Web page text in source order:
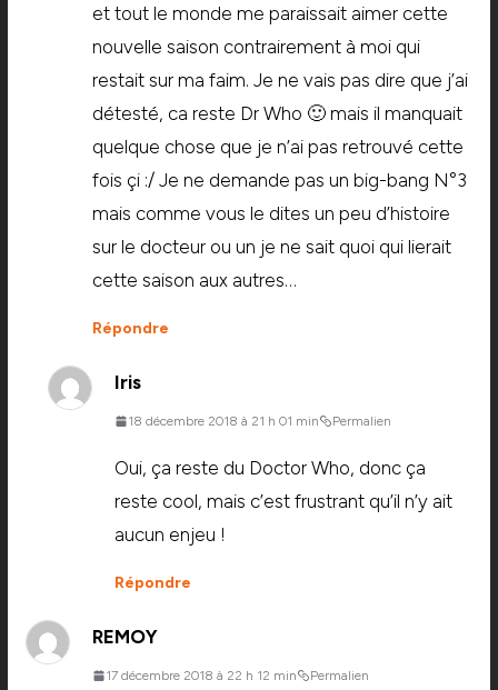
et tout le monde me paraissait aimer cette
nouvelle saison contrairement à moi qui
restait sur ma faim. Je ne vais pas dire que j’ai
détesté, ca reste Dr Who 🙂 mais il manquait
quelque chose que je n’ai pas retrouvé cette
fois çi :/ Je ne demande pas un big-bang N°3
mais comme vous le dites un peu d’histoire
sur le docteur ou un je ne sait quoi qui lierait
cette saison aux autres…
Répondre
Iris
18 décembre 2018 à 21 h 01 min Permalien
Oui, ça reste du Doctor Who, donc ça
reste cool, mais c’est frustrant qu’il n’y ait
aucun enjeu !
Répondre
REMOY
17 décembre 2018 à 22 h 12 min Permalien